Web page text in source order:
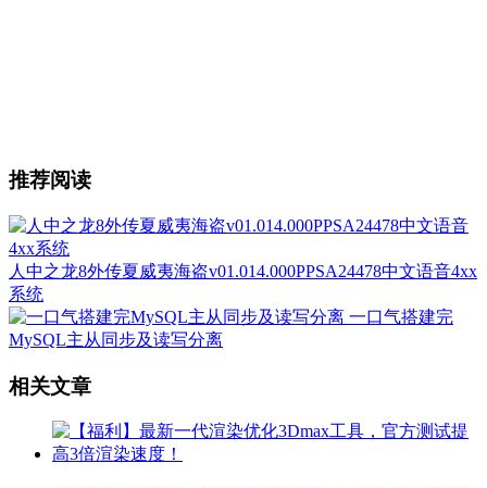
推荐阅读
人中之龙8外传夏威夷海盗v01.014.000PPSA24478中文语音4xx
系统
一口气搭建完
MySQL主从同步及读写分离
相关文章